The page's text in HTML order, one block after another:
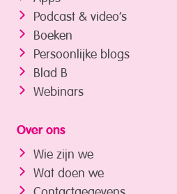
Podcast & video’s
Boeken
Persoonlijke blogs
Blad B
Webinars
Over ons
Wie zijn we
Wat doen we
Contactgegevens